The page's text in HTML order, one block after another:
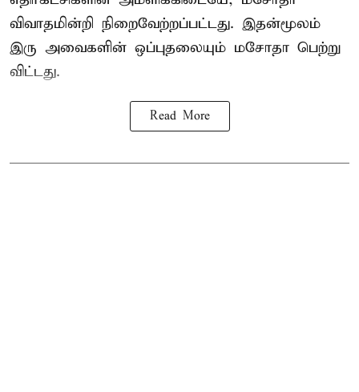
விவாதமின்றி நிறைவேற்றப்பட்டது. இதன்மூலம்
இரு அவைகளின் ஒப்புதலையும் மசோதா பெற்று
விட்டது.
Read More